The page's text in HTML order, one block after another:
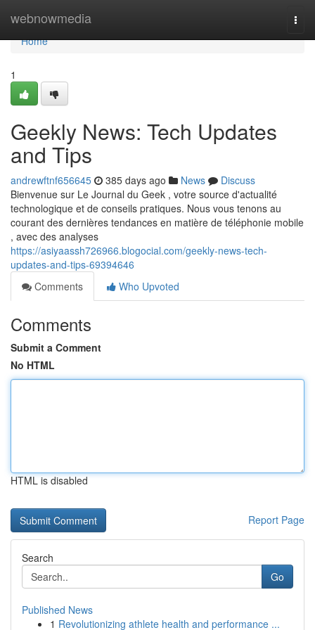
webnowmedia
Home
Home
1
Geekly News: Tech Updates
and Tips
andrewftnf656645 385 days ago News
Discuss
Bienvenue sur Le Journal du Geek , votre source d'actualité
technologique et de conseils pratiques. Nous vous tenons au
courant des dernières tendances en matière de téléphonie mobile
, avec des analyses
https://asiyaassh726966.blogocial.com/geekly-news-tech-
updates-and-tips-69394646
Comments
Who Upvoted
Comments
Submit a Comment
No HTML
HTML is disabled
Report Page
Search
Go
Published News
1 Revolutionizing athlete health and performance ...